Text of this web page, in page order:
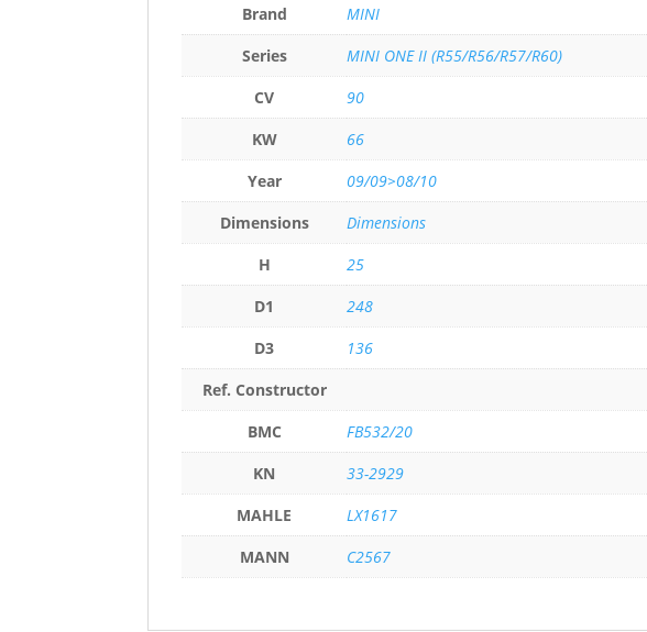
Brand
MINI
Series
MINI ONE II (R55/R56/R57/R60)
CV
90
KW
66
Year
09/09>08/10
Dimensions
Dimensions
H
25
D1
248
D3
136
Ref. Constructor
BMC
FB532/20
KN
33-2929
MAHLE
LX1617
MANN
C2567